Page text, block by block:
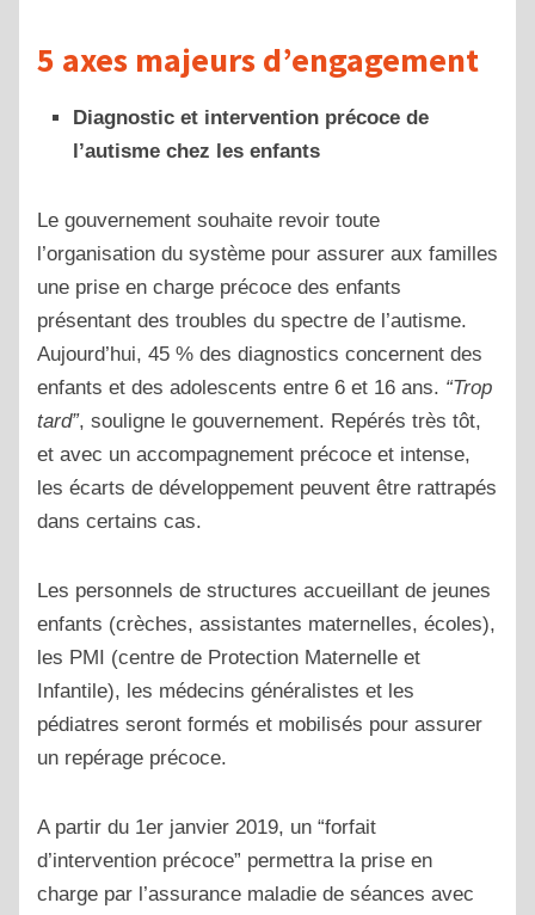
5 axes majeurs d’engagement
Diagnostic et intervention précoce de
l’autisme chez les enfants
Le gouvernement souhaite revoir toute
l’organisation du système pour assurer aux familles
une prise en charge précoce des enfants
présentant des troubles du spectre de l’autisme.
Aujourd’hui, 45 % des diagnostics concernent des
enfants et des adolescents entre 6 et 16 ans. “Trop
tard”, souligne le gouvernement. Repérés très tôt,
et avec un accompagnement précoce et intense,
les écarts de développement peuvent être rattrapés
dans certains cas.
Les personnels de structures accueillant de jeunes
enfants (crèches, assistantes maternelles, écoles),
les PMI (centre de Protection Maternelle et
Infantile), les médecins généralistes et les
pédiatres seront formés et mobilisés pour assurer
un repérage précoce.
A partir du 1er janvier 2019, un “forfait
d’intervention précoce” permettra la prise en
charge par l’assurance maladie de séances avec